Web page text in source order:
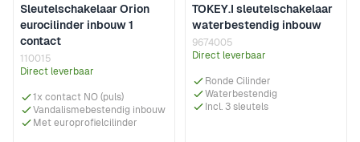
Sleutelschakelaar Orion
eurocilinder inbouw 1
contact
110015
Direct leverbaar
1x contact NO (puls)
Vandalismebestendig inbouw
Met europrofielcilinder
TOKEY.I sleutelschakelaar
waterbestendig inbouw
9674005
Direct leverbaar
Ronde Cilinder
Waterbestendig
Incl. 3 sleutels